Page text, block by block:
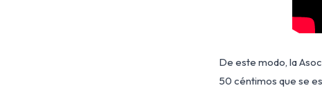
De este modo, la
50 céntimos que se